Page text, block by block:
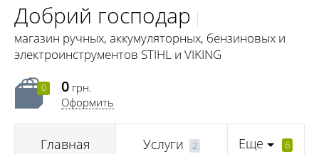
Добрий господар
магазин ручных, аккумуляторных, бензиновых и
электроинструментов STIHL и VIKING
0 0 грн.
Оформить
Главная Услуги 2 Еще 6